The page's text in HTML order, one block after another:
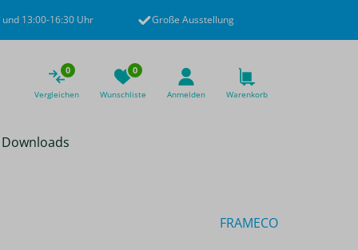
13:00-16:30 Uhr Große Ausstellung
0
Vergleichen
0
Wunschliste Anmelden Warenkorb
Downloads
FRAMECO